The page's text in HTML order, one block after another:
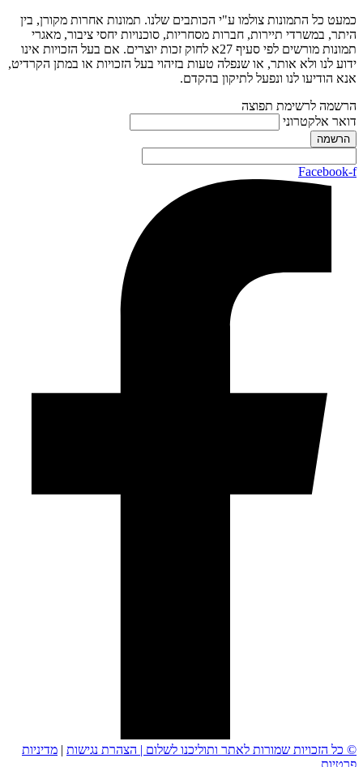
כמעט כל התמונות צולמו ע"י הכותבים שלנו. תמונות אחרות מקורן, בין
היתר, במשרדי תיירות, חברות מסחריות, סוכנויות יחסי ציבור, מאגרי
תמונות מורשים לפי סעיף 27א לחוק זכות יוצרים. אם בעל הזכויות אינו
ידוע לנו ולא אותר, או שנפלה טעות בזיהוי בעל הזכויות או במתן הקרדיט,
אנא הודיעו לנו ונפעל לתיקון בהקדם.
הרשמה לרשימת תפוצה
דואר אלקטרוני
Facebook-f
© כל הזכויות שמורות לאתר ותוליכנו לשלום | הצהרת נגישות | מדיניות
פרטיות